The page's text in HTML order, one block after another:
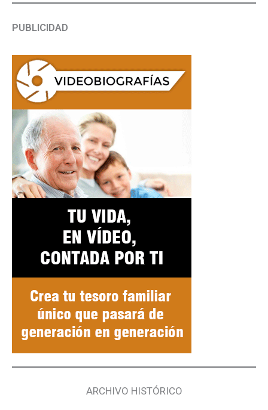
PUBLICIDAD
ARCHIVO HISTÓRICO